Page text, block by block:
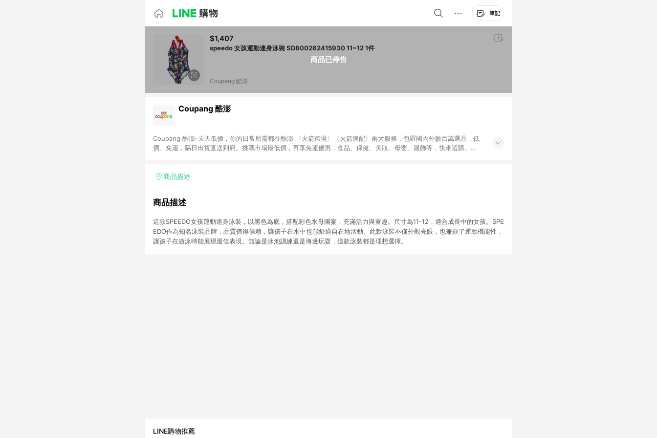
筆記
商品已停售
$1,407
speedo 女孩運動連身泳裝 SD800262415930 11~12 1件
Coupang 酷澎
Coupang 酷澎
Coupang 酷澎-天天低價，你的日常所需都在酷澎 〈火箭跨境〉〈火箭速配〉兩大服務，包羅國內外數百萬選品，低
價、免運，隔日出貨直送到府。挑戰市場最低價，再享免運優惠，食品、保健、美妝、母嬰、服飾等，快來選購。
商品描述
商品描述
這款SPEEDO女孩運動連身泳裝，以黑色為底，搭配彩色水母圖案，充滿活力與童趣。尺寸為11-12，適合成長中的女孩。SPE
EDO作為知名泳裝品牌，品質值得信賴，讓孩子在水中也能舒適自在地活動。此款泳裝不僅外觀亮眼，也兼顧了運動機能性，
讓孩子在游泳時能展現最佳表現。無論是泳池訓練還是海邊玩耍，這款泳裝都是理想選擇。
LINE購物推薦